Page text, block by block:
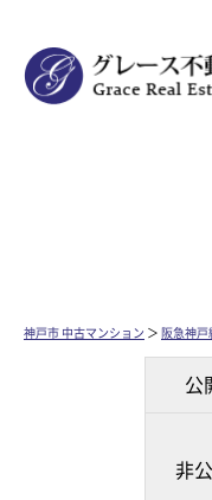
神戸市 中古マンション ＞ 阪急神戸
公
非